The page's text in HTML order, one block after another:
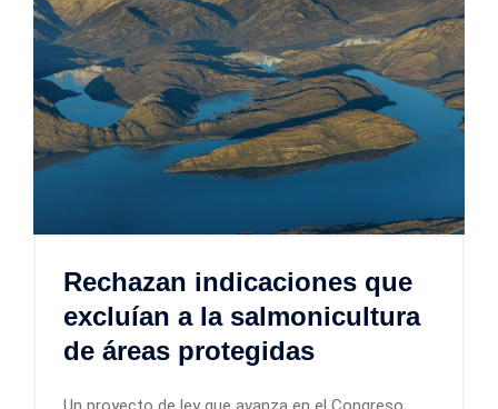
Rechazan indicaciones que
excluían a la salmonicultura
de áreas protegidas